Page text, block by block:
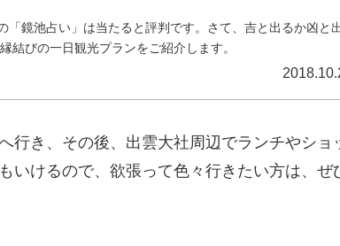
「鏡池占い」は当たると評判です。さて、吉と出るか凶と
結びの一日観光プランをご紹介します。
行き、その後、出雲大社周辺でランチやショ
いけるので、欲張って色々行きたい方は、ぜ